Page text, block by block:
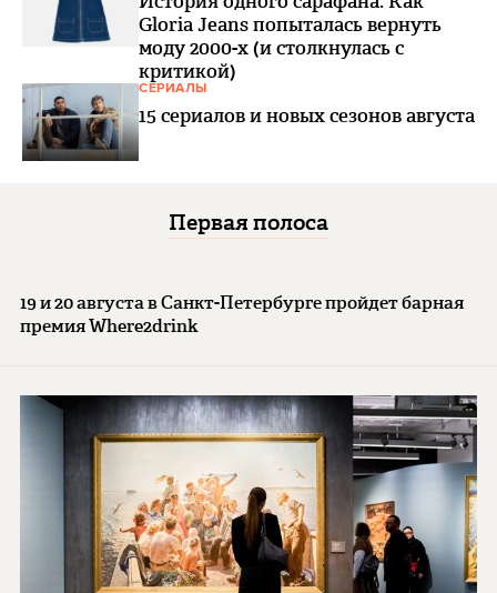
Gloria Jeans попыталась вернуть
моду 2000-х (и столкнулась с
критикой)
СЕРИАЛЫ
15 сериалов и новых сезонов августа
Первая полоса
19 и 20 августа в Санкт-Петербурге пройдет барная
премия Where2drink